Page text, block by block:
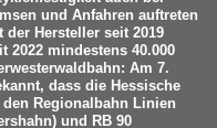
und Anfahren auftreten
der Hersteller seit 2019
2022 mindestens 40.000
Am 7.
dass die Hessische
Regionalbahn Linien
und RB 90